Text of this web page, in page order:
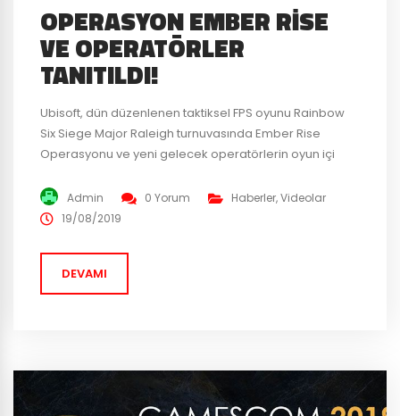
OPERASYON EMBER RISE
VE OPERATÖRLER
TANITILDI!
Ubisoft, dün düzenlenen taktiksel FPS oyunu Rainbow
Six Siege Major Raleigh turnuvasında Ember Rise
Operasyonu ve yeni gelecek operatörlerin oyun içi
sızdırılan Operatörlerin isimleri de belli oldu. Amaru ve
Goyo… Perulu operatör Amaru kendini çatılara veya
kullanan saldırı operatörü. Bu mekaniği defans
operatörlerine beklemedikleri...
Admin 0 Yorum Haberler,Videolar
19/08/2019
DEVAMI